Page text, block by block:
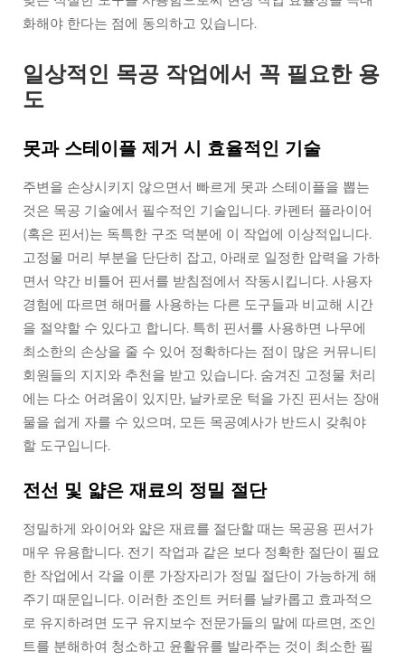
화해야 한다는 점에 동의하고 있습니다.
일상적인 목공 작업에서 꼭 필요한 용
도
못과 스테이플 제거 시 효율적인 기술
주변을 손상시키지 않으면서 빠르게 못과 스테이플을 뽑는
것은 목공 기술에서 필수적인 기술입니다. 카펜터 플라이어
(혹은 핀서)는 독특한 구조 덕분에 이 작업에 이상적입니다.
고정물 머리 부분을 단단히 잡고, 아래로 일정한 압력을 가하
면서 약간 비틀어 핀서를 받침점에서 작동시킵니다. 사용자
경험에 따르면 해머를 사용하는 다른 도구들과 비교해 시간
을 절약할 수 있다고 합니다. 특히 핀서를 사용하면 나무에
최소한의 손상을 줄 수 있어 정확하다는 점이 많은 커뮤니티
회원들의 지지와 추천을 받고 있습니다. 숨겨진 고정물 처리
에는 다소 어려움이 있지만, 날카로운 턱을 가진 핀서는 장애
물을 쉽게 자를 수 있으며, 모든 목공예사가 반드시 갖춰야
할 도구입니다.
전선 및 얇은 재료의 정밀 절단
정밀하게 와이어와 얇은 재료를 절단할 때는 목공용 핀서가
매우 유용합니다. 전기 작업과 같은 보다 정확한 절단이 필요
한 작업에서 각을 이룬 가장자리가 정밀 절단이 가능하게 해
주기 때문입니다. 이러한 조인트 커터를 날카롭고 효과적으
로 유지하려면 도구 유지보수 전문가들의 말에 따르면, 조인
트를 분해하여 청소하고 윤활유를 발라주는 것이 최소한 필